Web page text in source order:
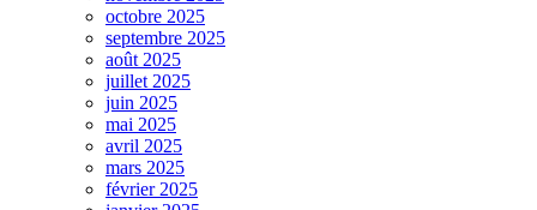
octobre 2025
septembre 2025
août 2025
juillet 2025
juin 2025
mai 2025
avril 2025
mars 2025
février 2025